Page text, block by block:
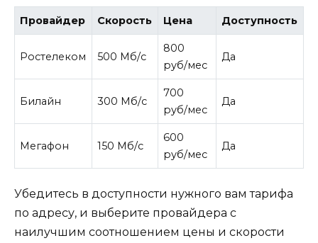
Провайдер Скорость Цена Доступность
Ростелеком 500 Мб/с
800
руб/мес
Да
Билайн 300 Мб/с
700
руб/мес
Да
Мегафон 150 Мб/с
600
руб/мес
Да
Убедитесь в доступности нужного вам тарифа
по адресу, и выберите провайдера с
наилучшим соотношением цены и скорости